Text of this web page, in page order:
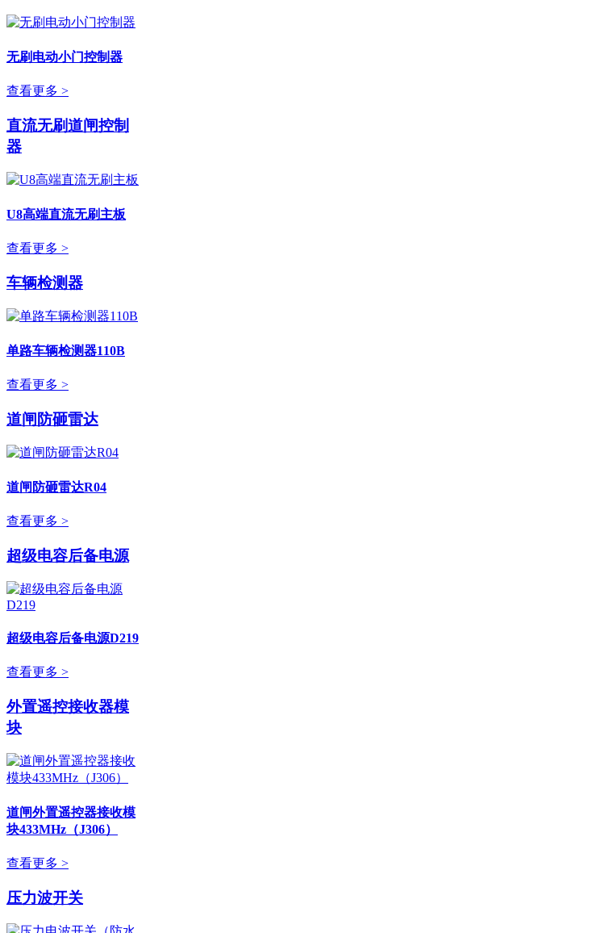
无刷电动小门控制器
查看更多 >
直流无刷道闸控制
器
U8高端直流无刷主板
查看更多 >
车辆检测器
单路车辆检测器110B
查看更多 >
道闸防砸雷达
道闸防砸雷达R04
查看更多 >
超级电容后备电源
超级电容后备电源D219
查看更多 >
外置遥控接收器模
块
道闸外置遥控器接收模
块433MHz（J306）
查看更多 >
压力波开关